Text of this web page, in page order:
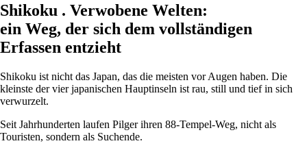
Shikoku . Verwobene Welten:
ein Weg, der sich dem vollständigen
Erfassen entzieht
Shikoku ist nicht das Japan, das die meisten vor Augen haben. Die
kleinste der vier japanischen Hauptinseln ist rau, still und tief in sich
verwurzelt.
Seit Jahrhunderten laufen Pilger ihren 88-Tempel-Weg, nicht als
Touristen, sondern als Suchende.